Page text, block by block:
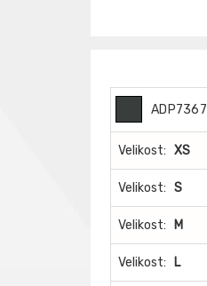
ADP7367
Velikost: XS
Velikost: S
Velikost: M
Velikost: L